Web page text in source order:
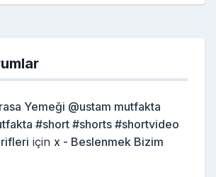
Yemeği @ustam mutfakta
#short #shorts #shortvideo
için x - Beslenmek Bizim